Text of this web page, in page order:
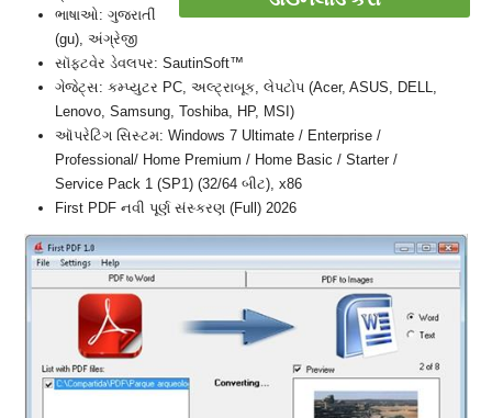
ભાષાઓ: ગુજરાતીં
(gu), અંગ્રેજી
સૉફ્ટવેર ડેવલપર: SautinSoft™
ગેજેટ્સ: કમ્પ્યુટર PC, અલ્ટ્રાબૂક, લેપટોપ (Acer, ASUS, DELL,
Lenovo, Samsung, Toshiba, HP, MSI)
ઑપરેટિંગ સિસ્ટમ: Windows 7 Ultimate / Enterprise /
Professional/ Home Premium / Home Basic / Starter /
Service Pack 1 (SP1) (32/64 બીટ), x86
First PDF નવી પૂર્ણ સંસ્કરણ (Full) 2026